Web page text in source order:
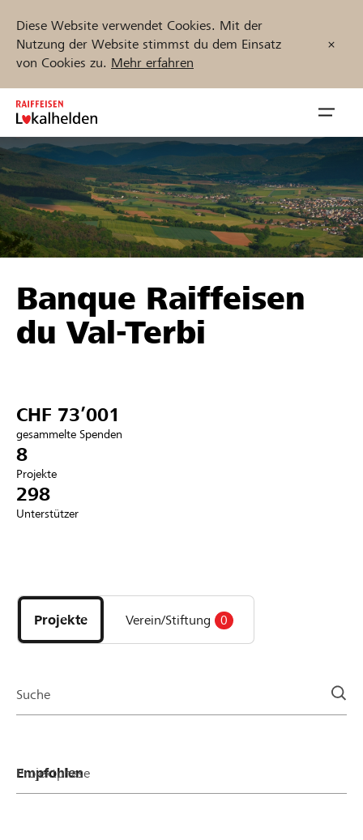
Diese Website verwendet Cookies. Mit der
Nutzung der Website stimmst du dem Einsatz
von Cookies zu. Mehr erfahren
Zum
Inhalt
springen
öffnen
Unterstützen
Hilfe & Support
Anmelden
Projekte und Organisationen finden
Jetzt starten
DE FR IT
Banque Raiffeisen
du Val-Terbi
CHF 73’001
gesammelte Spenden
8
Projekte
298
Unterstützer
Projekte
und
Organisationen
Projekte Verein/Stiftung 0
Suche
Projektphase